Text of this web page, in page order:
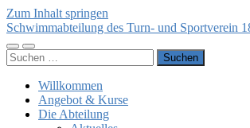
Zum Inhalt springen
Schwimmabteilung des Turn- und Sportverein
Mobile-
Menü
Suchfeld
ein-/ausblenden
Suchen
nach:
Willkommen
Angebot & Kurse
Die Abteilung